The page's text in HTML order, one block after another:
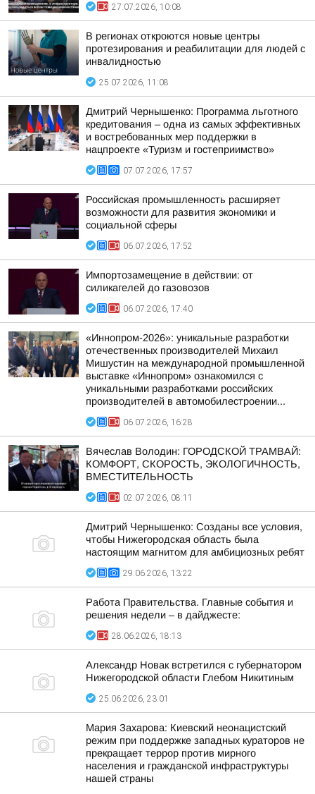
27.07.2026, 10:08
В регионах откроются новые центры
протезирования и реабилитации для людей с
инвалидностью
25.07.2026, 11:08
Дмитрий Чернышенко: Программа льготного
кредитования – одна из самых эффективных
и востребованных мер поддержки в
нацпроекте «Туризм и гостеприимство»
07.07.2026, 17:57
Российская промышленность расширяет
возможности для развития экономики и
социальной сферы
06.07.2026, 17:52
Импортозамещение в действии: от
силикагелей до газовозов
06.07.2026, 17:40
«Иннопром-2026»: уникальные разработки
отечественных производителей Михаил
Мишустин на международной промышленной
выставке «Иннопром» ознакомился с
уникальными разработками российских
производителей в автомобилестроении...
06.07.2026, 16:28
Вячеслав Володин: ГОРОДСКОЙ ТРАМВАЙ:
КОМФОРТ, СКОРОСТЬ, ЭКОЛОГИЧНОСТЬ,
ВМЕСТИТЕЛЬНОСТЬ
02.07.2026, 08:11
Дмитрий Чернышенко: Созданы все условия,
чтобы Нижегородская область была
настоящим магнитом для амбициозных ребят
29.06.2026, 13:22
Работа Правительства. Главные события и
решения недели – в дайджесте:
28.06.2026, 18:13
Александр Новак встретился с губернатором
Нижегородской области Глебом Никитиным
25.06.2026, 23:01
Мария Захарова: Киевский неонацистский
режим при поддержке западных кураторов не
прекращает террор против мирного
населения и гражданской инфраструктуры
нашей страны